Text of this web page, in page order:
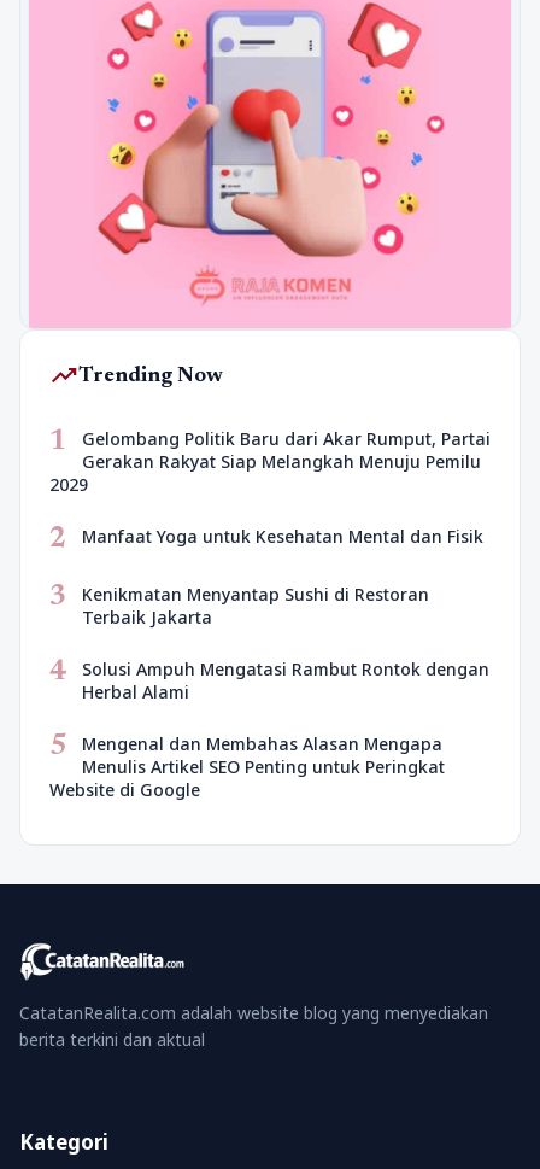
trending_upTrending Now
1
Gelombang Politik Baru dari Akar Rumput, Partai
Gerakan Rakyat Siap Melangkah Menuju Pemilu
2029
2 Manfaat Yoga untuk Kesehatan Mental dan Fisik
3
Kenikmatan Menyantap Sushi di Restoran
Terbaik Jakarta
4
Solusi Ampuh Mengatasi Rambut Rontok dengan
Herbal Alami
5
Mengenal dan Membahas Alasan Mengapa
Menulis Artikel SEO Penting untuk Peringkat
Website di Google
CatatanRealita.com adalah website blog yang menyediakan
berita terkini dan aktual
Kategori